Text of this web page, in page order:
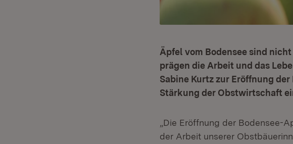
Äpfel vom Bodensee sind
prägen die Arbeit und das
Sabine Kurtz zur Eröffnung
Stärkung der Obstwirtschaft
„Die Eröffnung der Bodensee-
der Arbeit unserer